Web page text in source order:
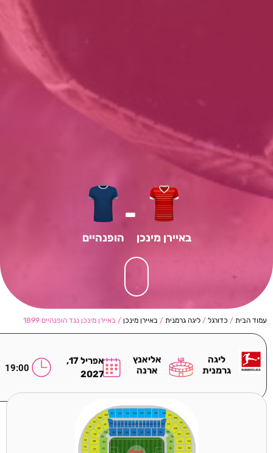
באיירן מינכן
-
הופנהיים
עמוד הבית / כדורגל / ליגה גרמנית / באיירן מינכן / באיירן מינכן נגד הופנהיים 1899
ליגה
גרמנית
אליאנץ
ארנה
אפריל 17,
2027
19:00